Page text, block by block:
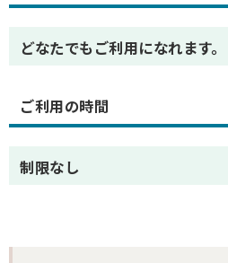
どなたでもご利用になれます。
ご利用の時間
制限なし